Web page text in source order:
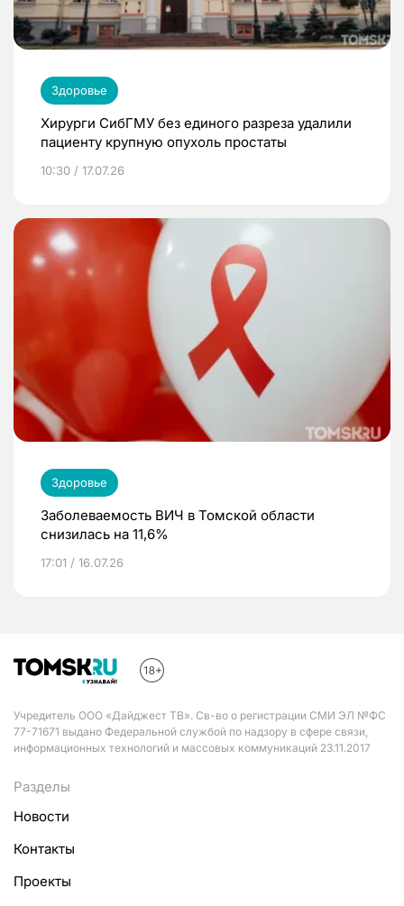
Здоровье
Хирурги СибГМУ без единого разреза удалили
пациенту крупную опухоль простаты
10:30 / 17.07.26
Здоровье
Заболеваемость ВИЧ в Томской области
снизилась на 11,6%
17:01 / 16.07.26
Учредитель ООО «Дайджест ТВ». Св-во о регистрации СМИ ЭЛ №ФС
77-71671 выдано Федеральной службой по надзору в сфере связи,
информационных технологий и массовых коммуникаций 23.11.2017
Разделы
Новости
Контакты
Проекты